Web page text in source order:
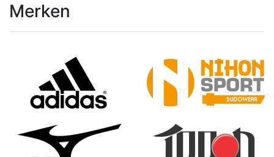
Merken